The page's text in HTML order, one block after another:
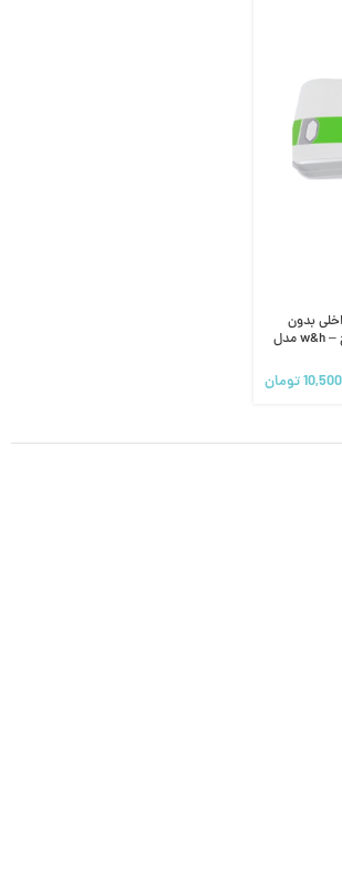
بدون
سایه ۵ LED -دبلیو اند اچ – w&h مدل
تومان